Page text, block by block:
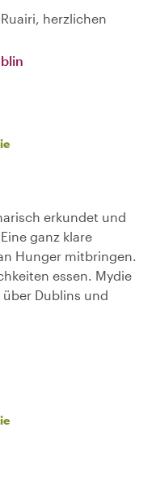
herzlichen
erkundet und
ganz klare
Hunger mitbringen.
essen. Mydie
Dublins und